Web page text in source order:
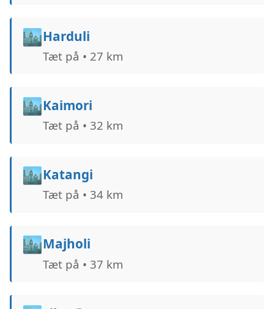
🏙️Harduli
Tæt på • 27 km
🏙️Kaimori
Tæt på • 32 km
🏙️Katangi
Tæt på • 34 km
🏙️Majholi
Tæt på • 37 km